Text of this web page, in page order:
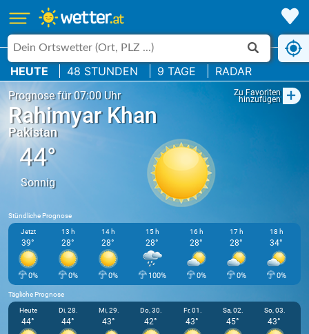
HEUTE 48 STUNDEN 9 TAGE RADAR
Prognose für 07:00 Uhr Zu Favoriten
hinzufügen +
Rahimyar Khan
Pakistan
44°
Sonnig
Stündliche Prognose
Jetzt
39°
0%
13 h
28°
0%
14 h
28°
0%
15 h
28°
100%
16 h
28°
0%
17 h
28°
0%
18 h
34°
0%
Tägliche Prognose
Heute
44°
Di, 28.
44°
Mi, 29.
43°
Do, 30.
42°
Fr, 01.
43°
Sa, 02.
45°
So, 03.
43°